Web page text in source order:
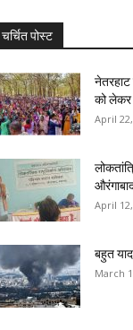
चर्चित पोस्ट
नेतरहाट
को लेकर
April
April
बहुत
March